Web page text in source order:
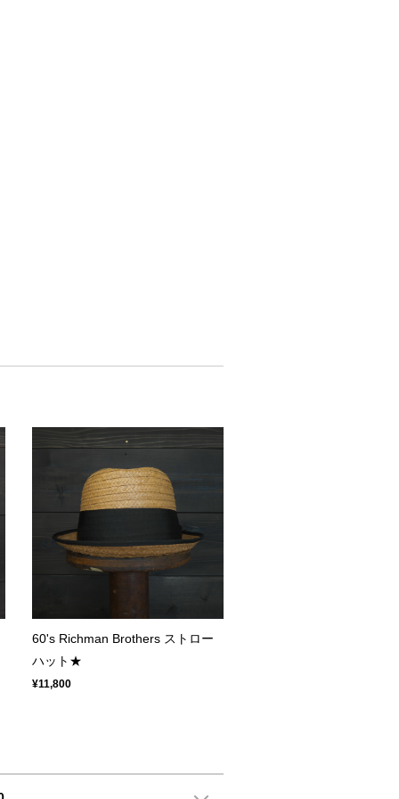
60's Richman Brothers ストロー
ハット★
¥11,800